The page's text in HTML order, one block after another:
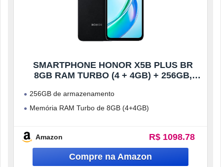
SMARTPHONE HONOR X5B PLUS BR
8GB RAM TURBO (4 + 4GB) + 256GB,
256GB de armazenamento
Memória RAM Turbo de 8GB (4+4GB)
Amazon
R$ 1098.78